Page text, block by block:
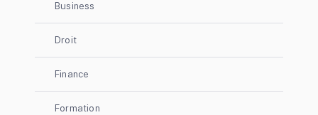
Business
Droit
Finance
Formation